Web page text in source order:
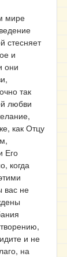
мире
стесняет
и
они
так
любви
как Отцу
Его
когда
вас не
и не
на